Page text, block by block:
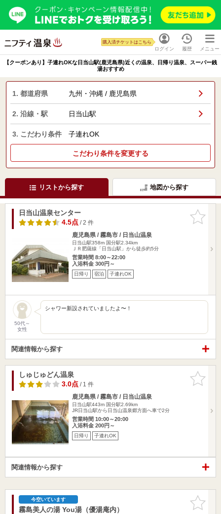
ログイン
購入済チケットはこちら
履歴 メニュー
【クーポンあり】子連れOKな日当山駅(鹿児島県)近くの温泉、日帰り温泉、スーパー銭
湯おすすめ
1. 都道府県 九州・沖縄 / 鹿児島県
2. 沿線・駅 日当山駅
3. こだわり条件 子連れOK
こだわり条件を変更する
リストから探す 地図から探す
お気に入
りに追加
日当山温泉センター
4.5点/ 2 件
鹿児島県 / 霧島市 / 日当山温泉
日当山駅358m 国分駅2.34km
ＪＲ肥薩線「日当山駅」から徒歩約5分
営業時間 8:00～22:00
入浴料金 300円～
日帰り 宿泊 子連れOK
50代～
女性
シャワー新設されていましたよ〜！
関連情報から探す
お気に入
りに追加
しゅじゅどん温泉
3.0点/ 1 件
鹿児島県 / 霧島市 / 日当山温泉
日当山駅443m 国分駅2.69km
JR日当山駅から日当山温泉郷方面へ車で2分
営業時間 10:00～20:00
入浴料金 200円～
日帰り 子連れOK
関連情報から探す
お気に入
りに追加
今空いています
霧島美人の湯 You湯（優湯庵内）